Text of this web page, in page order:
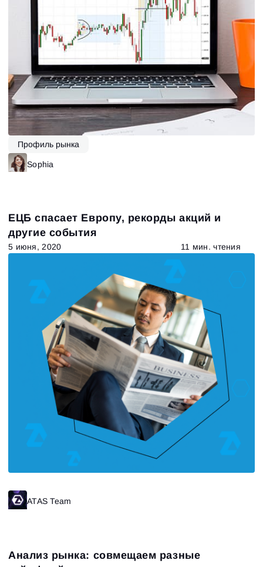
Профиль рынка
Sophia
ЕЦБ спасает Европу, рекорды акций и
другие события
5 июня, 2020 11 мин. чтения
ATAS Team
Анализ рынка: совмещаем разные